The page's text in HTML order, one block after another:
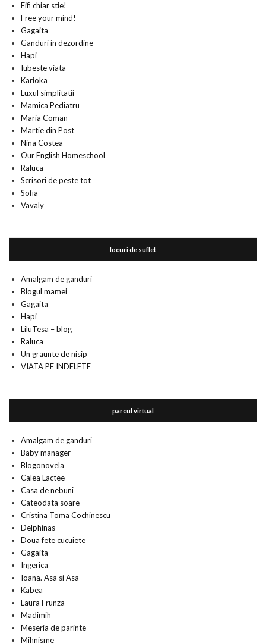
Fifi chiar stie!
Free your mind!
Gagaita
Ganduri in dezordine
Hapi
Iubeste viata
Karioka
Luxul simplitatii
Mamica Pediatru
Maria Coman
Martie din Post
Nina Costea
Our English Homeschool
Raluca
Scrisori de peste tot
Sofia
Vavaly
locuri de suflet
Amalgam de ganduri
Blogul mamei
Gagaita
Hapi
LiluTesa – blog
Raluca
Un graunte de nisip
VIATA PE INDELETE
parcul virtual
Amalgam de ganduri
Baby manager
Blogonovela
Calea Lactee
Casa de nebuni
Cateodata soare
Cristina Toma Cochinescu
Delphinas
Doua fete cucuiete
Gagaita
Ingerica
Ioana. Asa si Asa
Kabea
Laura Frunza
Madimih
Meseria de parinte
Mihnisme